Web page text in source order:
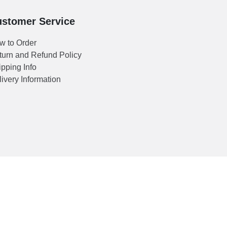
Service
to Order
and Refund Policy
Info
Information